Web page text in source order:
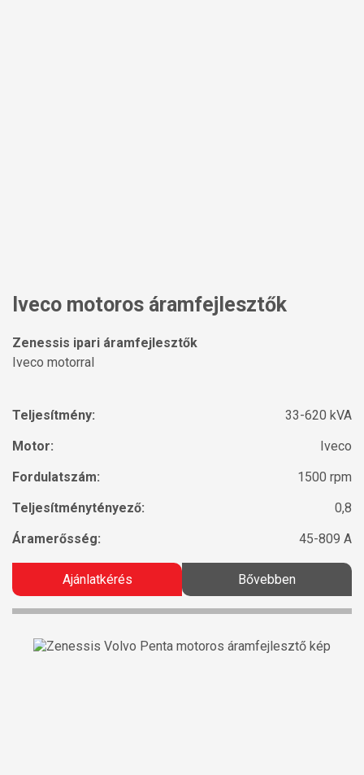
Iveco motoros áramfejlesztők
Zenessis ipari áramfejlesztők
Iveco motorral
Teljesítmény:
33-620 kVA
Motor:
Iveco
Fordulatszám:
1500 rpm
Teljesítménytényező:
0,8
Áramerősség:
45-809 A
Ajánlatkérés Bővebben